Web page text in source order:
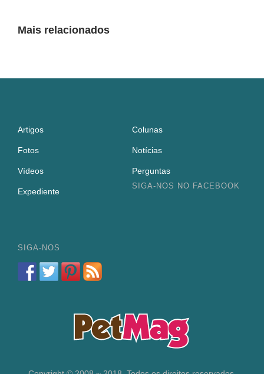
Mais relacionados
Artigos Colunas
Fotos Notícias
Vídeos Perguntas
Expediente
SIGA-NOS NO FACEBOOK
SIGA-NOS